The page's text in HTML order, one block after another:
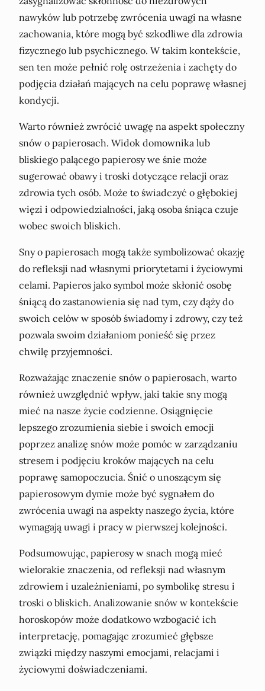
nawyków lub potrzebę zwrócenia uwagi na własne
zachowania, które mogą być szkodliwe dla zdrowia
fizycznego lub psychicznego. W takim kontekście,
sen ten może pełnić rolę ostrzeżenia i zachęty do
podjęcia działań mających na celu poprawę własnej
kondycji.
Warto również zwrócić uwagę na aspekt społeczny
snów o papierosach. Widok domownika lub
bliskiego palącego papierosy we śnie może
sugerować obawy i troski dotyczące relacji oraz
zdrowia tych osób. Może to świadczyć o głębokiej
więzi i odpowiedzialności, jaką osoba śniąca czuje
wobec swoich bliskich.
Sny o papierosach mogą także symbolizować okazję
do refleksji nad własnymi priorytetami i życiowymi
celami. Papieros jako symbol może skłonić osobę
śniącą do zastanowienia się nad tym, czy dąży do
swoich celów w sposób świadomy i zdrowy, czy też
pozwala swoim działaniom ponieść się przez
chwilę przyjemności.
Rozważając znaczenie snów o papierosach, warto
również uwzględnić wpływ, jaki takie sny mogą
mieć na nasze życie codzienne. Osiągnięcie
lepszego zrozumienia siebie i swoich emocji
poprzez analizę snów może pomóc w zarządzaniu
stresem i podjęciu kroków mających na celu
poprawę samopoczucia. Śnić o unoszącym się
papierosowym dymie może być sygnałem do
zwrócenia uwagi na aspekty naszego życia, które
wymagają uwagi i pracy w pierwszej kolejności.
Podsumowując, papierosy w snach mogą mieć
wielorakie znaczenia, od refleksji nad własnym
zdrowiem i uzależnieniami, po symbolikę stresu i
troski o bliskich. Analizowanie snów w kontekście
horoskopów może dodatkowo wzbogacić ich
interpretację, pomagając zrozumieć głębsze
związki między naszymi emocjami, relacjami i
życiowymi doświadczeniami.